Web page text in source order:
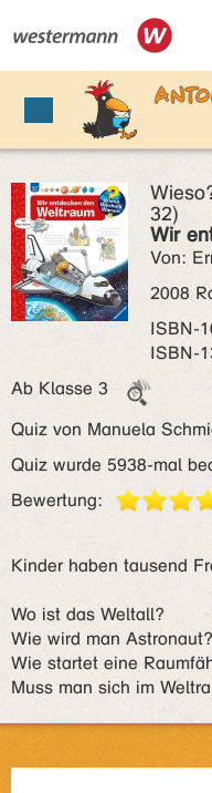
32)
Wir
Von:
2008
Ab Klasse 3
Quiz von Manuela
Quiz wurde 5938-mal
Bewertung:
Kinder haben tausend
Wo ist das Weltall?
Wie wird man Astronaut?
Wie startet eine
Muss man sich im